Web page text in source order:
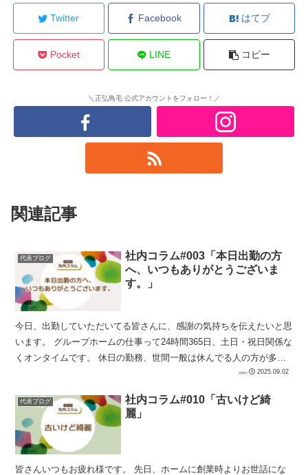
Twitter Facebook はてブ
Pocket LINE コピー
＼正弘鳥毛 公式アカウントをフォロー！／
関連記事
代表ブログ
社内コラム#003「本日出勤の方
へ、いつもありがとうございま
す。」
今日、出勤していただいてる皆さんに、感謝の気持ちを伝えたいと思
います。 グループホームの仕事って24時間365日、土日・祝日関係な
くオンタイムです。 休日の勤務、世間一般は休んでる人の方が多い
2025.09.02
代表ブログ
社内コラム#010「古いけど綺
麗」
皆さんいつもお疲れ様です。 先日、ホームに創業時よりお世話にな